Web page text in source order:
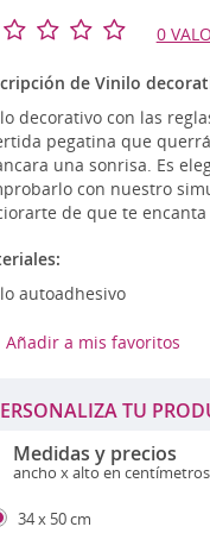
Vintage - Retro
OUTLET
0
de Vinilo
decorativo con las
pegatina que
una sonrisa. Es
con nuestro
de que te
autoadhesivo
Añadir a mis favoritos
TU
Medidas y precios
ancho x alto en centímetros
34 x 50 cm